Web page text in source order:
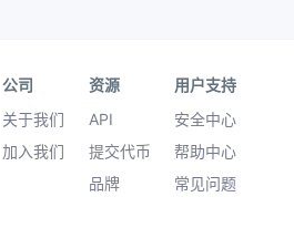
公司
关于我们
加入我们
资源
API
提交代币
品牌
用户支持
安全中心
帮助中心
常见问题